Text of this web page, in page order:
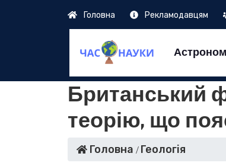
Головна Рекламодавцям
Британський
теорію, що
Головна Геологія